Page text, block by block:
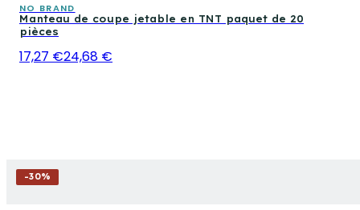
NO BRAND
Manteau de coupe jetable en TNT paquet de 20
pièces
17,27 €24,68 €
-30%